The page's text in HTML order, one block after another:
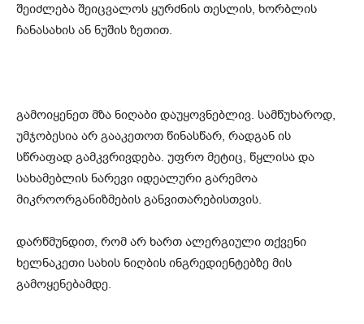
შეიძლება შეიცვალოს ყურძნის თესლის, ხორბლის
ჩანასახის ან ნუშის ზეთით.
გამოიყენეთ მზა ნიღაბი დაუყოვნებლივ. სამწუხაროდ,
უმჯობესია არ გააკეთოთ წინასწარ, რადგან ის
სწრაფად გამკვრივდება. უფრო მეტიც, წყლისა და
სახამებლის ნარევი იდეალური გარემოა
მიკროორგანიზმების განვითარებისთვის.
დარწმუნდით, რომ არ ხართ ალერგიული თქვენი
ხელნაკეთი სახის ნიღბის ინგრედიენტებზე მის
გამოყენებამდე.